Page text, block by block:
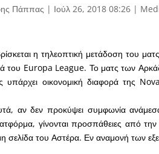
Πάππας | Ιούλ 26, 2018 08:26|
η τηλεοπτική μετάδοση του
του Europa League. Το ματς των
οικονομική διαφορά της
αν δεν προκύψει συμφωνία
γίνονται προσπάθειες από
σελίδα του Αστέρα. Εν αναμονή των